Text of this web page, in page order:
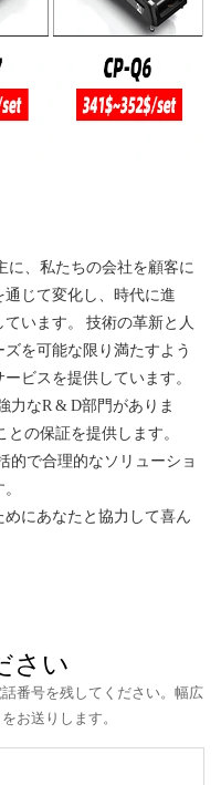
に、私たちの会社を顧客に
じて変化し、時代に進
います。 技術の革新と人
を可能な限り満たすよう
ビスを提供しています。
力なR & D部門がありま
の保証を提供します。
的で合理的なソリューショ
にあなたと協力して喜ん
さい
番号を残してください。幅広
お送りします。